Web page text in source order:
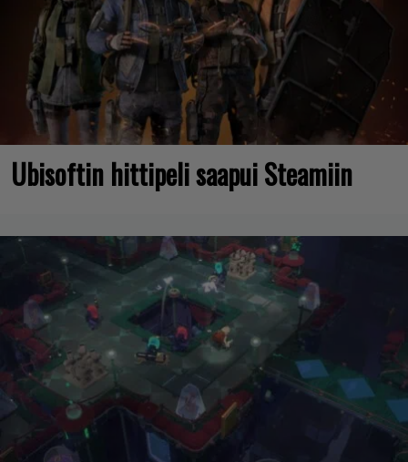
Ubisoftin hittipeli saapui Steamiin